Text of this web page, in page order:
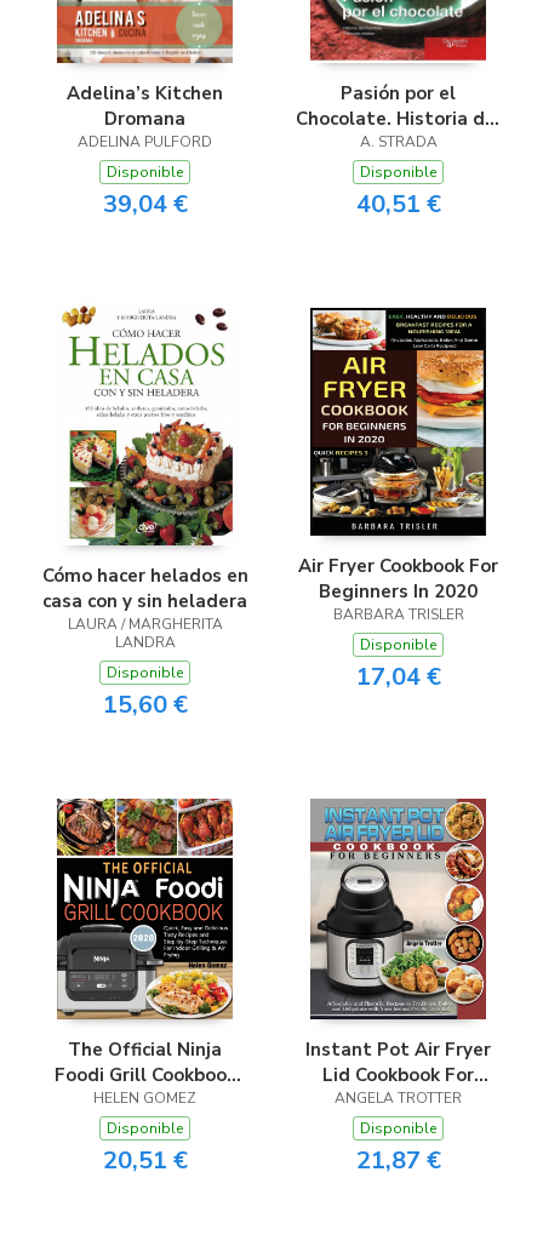
Adelina’s Kitchen
Dromana
ADELINA PULFORD
Disponible
39,04 €
Pasión por el
Chocolate. Historia del
chocolate. Sabrosas
recetas
A. STRADA
Disponible
40,51 €
Cómo hacer helados en
casa con y sin heladera
LAURA / MARGHERITA
LANDRA
Disponible
15,60 €
Air Fryer Cookbook For
Beginners In 2020
BARBARA TRISLER
Disponible
17,04 €
The Official Ninja
Foodi Grill Cookbook
for Beginners
HELEN GOMEZ
Disponible
20,51 €
Instant Pot Air Fryer
Lid Cookbook For
Beginners
ANGELA TROTTER
Disponible
21,87 €